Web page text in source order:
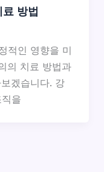
방법
적인 영향을 미
의 치료 방법과
겠습니다. 강
을